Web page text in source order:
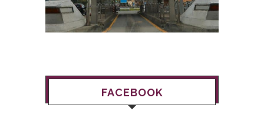
FACEBOOK